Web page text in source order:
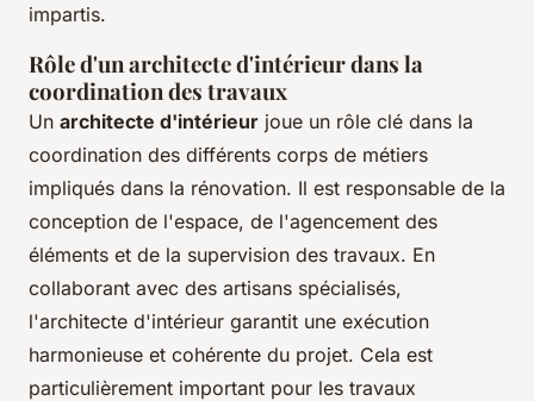
impartis.
Rôle d'un architecte d'intérieur dans la
coordination des travaux
Un architecte d'intérieur joue un rôle clé dans la
coordination des différents corps de métiers
impliqués dans la rénovation. Il est responsable de la
conception de l'espace, de l'agencement des
éléments et de la supervision des travaux. En
collaborant avec des artisans spécialisés,
l'architecte d'intérieur garantit une exécution
harmonieuse et cohérente du projet. Cela est
particulièrement important pour les travaux